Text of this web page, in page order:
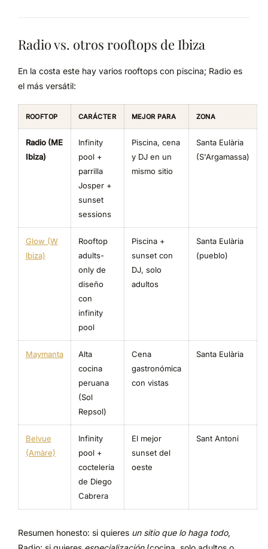
Radio vs. otros rooftops de Ibiza
En la costa este hay varios rooftops con piscina; Radio es
el más versátil:
ROOFTOP CARÁCTER MEJOR PARA ZONA
Radio (ME
Ibiza)
Infinity
pool +
parrilla
Josper +
sunset
sessions
Piscina, cena
y DJ en un
mismo sitio
Santa Eulària
(S'Argamassa)
Glow (W
Ibiza)
Rooftop
adults-
only de
diseño
con
infinity
pool
Piscina +
sunset con
DJ, solo
adultos
Santa Eulària
(pueblo)
Maymanta
Alta
cocina
peruana
(Sol
Repsol)
Cena
gastronómica
con vistas
Santa Eulària
Belvue
(Amàre)
Infinity
pool +
coctelería
de Diego
Cabrera
El mejor
sunset del
oeste
Sant Antoni
Resumen honesto: si quieres un sitio que lo haga todo,